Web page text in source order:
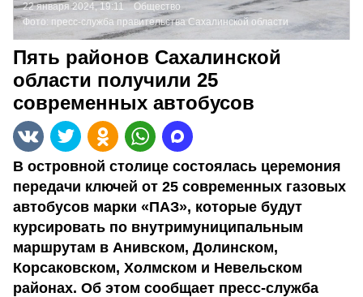
22 января 2024, 19:11
Общество
Фото: пресс-служба правительства Сахалинской области
Пять районов Сахалинской
области получили 25
современных автобусов
В островной столице состоялась церемония
передачи ключей от 25 современных газовых
автобусов марки «ПАЗ», которые будут
курсировать по внутримуниципальным
маршрутам в Анивском, Долинском,
Корсаковском, Холмском и Невельском
районах. Об этом сообщает пресс-служба